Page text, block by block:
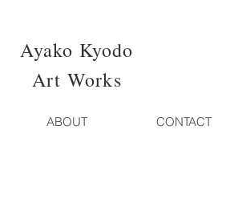
Ayako Kyodo
Art Works
ABOUT CONTACT